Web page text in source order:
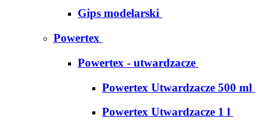
Gips modelarski
Powertex
Powertex - utwardzacze
Powertex Utwardzacze 500 ml
Powertex Utwardzacze 1 l